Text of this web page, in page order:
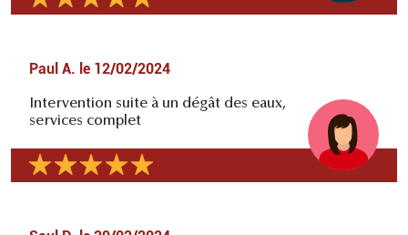
Paul A. le 12/02/2024
Intervention suite à un dégât des eaux,
services complet